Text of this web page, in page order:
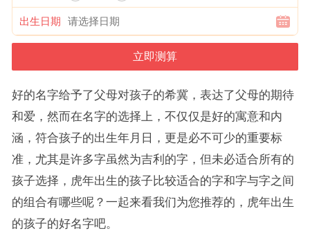
出生日期
好的名字给予了父母对孩子的希冀，表达了父母的期待
和爱，然而在名字的选择上，不仅仅是好的寓意和内
涵，符合孩子的出生年月日，更是必不可少的重要标
准，尤其是许多字虽然为吉利的字，但未必适合所有的
孩子选择，虎年出生的孩子比较适合的字和字与字之间
的组合有哪些呢？一起来看我们为您推荐的，虎年出生
的孩子的好名字吧。